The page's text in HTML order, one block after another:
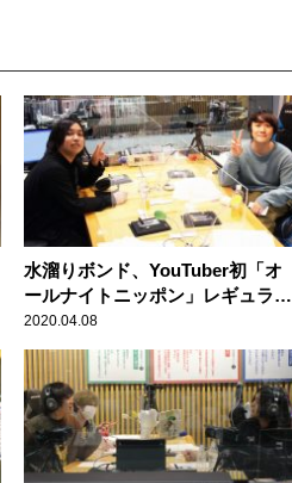
水溜りボンド、YouTuber初「オ
ールナイトニッポン」レギュラー
就任も親の反応は微妙？
2020.04.08